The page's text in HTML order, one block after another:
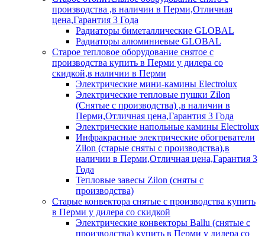
производства ,в наличии в Перми,Отличная
цена,Гарантия 3 Года
Радиаторы биметаллические GLOBAL
Радиаторы алюминиевые GLOBAL
Старое тепловое оборудование снятое с
производства купить в Перми у дилера со
скидкой,в наличии в Перми
Электрические мини-камины Electrolux
Электрические тепловые пушки Zilon
(Снятые с производства) ,в наличии в
Перми,Отличная цена,Гарантия 3 Года
Электрические напольные камины Electrolux
Инфракрасные электрические обогреватели
Zilon (старые сняты с производства),в
наличии в Перми,Отличная цена,Гарантия 3
Года
Тепловые завесы Zilon (сняты с
производства)
Старые конвектора снятые с производства купить
в Перми у дилера со скидкой
Электрические конвекторы Ballu (снятые с
производства) купить в Перми у дилера со